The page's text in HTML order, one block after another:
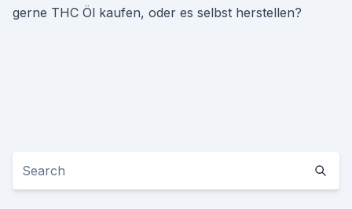
gerne THC Öl kaufen, oder es selbst herstellen?